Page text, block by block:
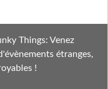
Things: Venez
étranges,
!